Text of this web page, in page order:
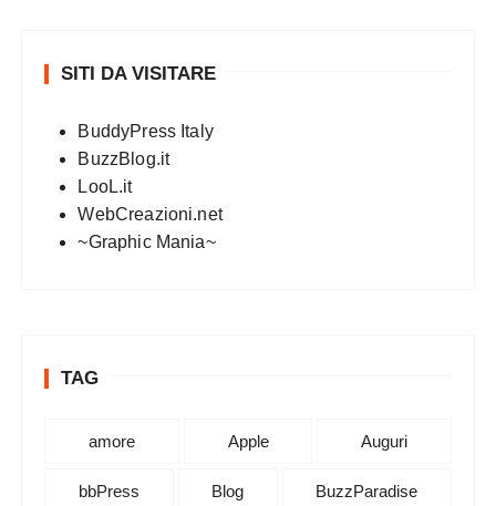
SITI DA VISITARE
BuddyPress Italy
BuzzBlog.it
LooL.it
WebCreazioni.net
~Graphic Mania~
TAG
amore Apple Auguri
bbPress Blog BuzzParadise